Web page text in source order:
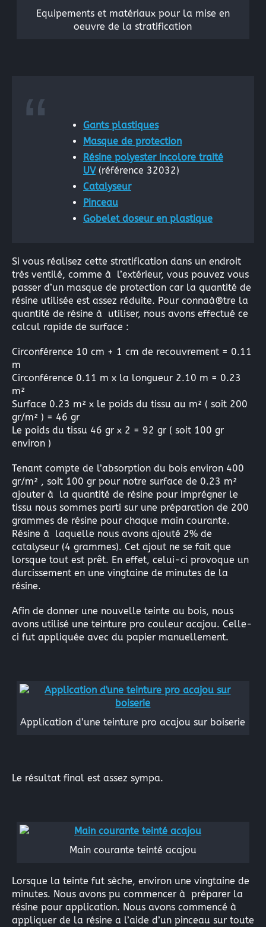
Equipements et matériaux pour la mise en
oeuvre de la stratification
Gants plastiques
Masque de protection
Résine polyester incolore traité
UV(référence 32032)
Catalyseur
Pinceau
Gobelet doseur en plastique
Si vous réalisez cette stratification dans un endroit
très ventilé, comme à l’extérieur, vous pouvez vous
passer d’un masque de protection car la quantité de
résine utilisée est assez réduite. Pour connaà®tre la
quantité de résine à utiliser, nous avons effectué ce
calcul rapide de surface :
Circonférence 10 cm + 1 cm de recouvrement = 0.11
m
Circonférence 0.11 m x la longueur 2.10 m = 0.23
m²
Surface 0.23 m² x le poids du tissu au m² ( soit 200
gr/m² ) = 46 gr
Le poids du tissu 46 gr x 2 = 92 gr ( soit 100 gr
environ )
Tenant compte de l’absorption du bois environ 400
gr/m² , soit 100 gr pour notre surface de 0.23 m²
ajouter à la quantité de résine pour imprégner le
tissu nous sommes parti sur une préparation de 200
grammes de résine pour chaque main courante.
Résine à laquelle nous avons ajouté 2% de
catalyseur (4 grammes). Cet ajout ne se fait que
lorsque tout est prêt. En effet, celui-ci provoque un
durcissement en une vingtaine de minutes de la
résine.
Afin de donner une nouvelle teinte au bois, nous
avons utilisé une teinture pro couleur acajou. Celle-
ci fut appliquée avec du papier manuellement.
Application d’une teinture pro acajou sur boiserie
Le résultat final est assez sympa.
Main courante teinté acajou
Lorsque la teinte fut sèche, environ une vingtaine de
minutes. Nous avons pu commencer à préparer la
résine pour application. Nous avons commencé à
appliquer de la résine a l’aide d’un pinceau sur toute